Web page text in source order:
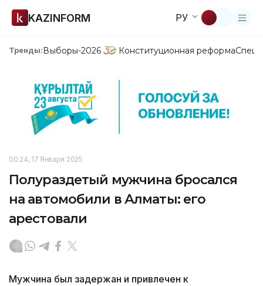
KAZINFORM РУ
Тренды:Выборы-2026 Конституционная реформа
00:24, 17 Января 2025
Полураздетый мужчина бросался
на автомобили в Алматы: его
арестовали
Мужчина был задержан и привлечен к